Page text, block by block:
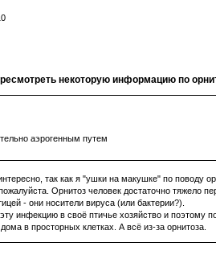
некоторую информацию по
аэрогенным путем
так как я "ушки на макушке" по поводу
Орнитоз человек достаточно тяжело
- они носители вируса (или бактерии?).
инфекцию в своё птичье хозяйство и поэтому
в просторных клетках. А всё из-за орнитоза.